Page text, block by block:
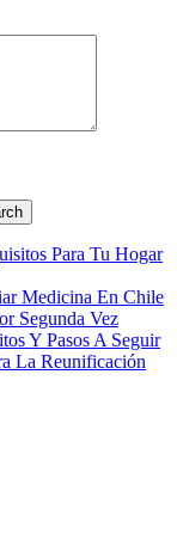
Para Tu Hogar
Medicina En Chile
Segunda Vez
Y Pasos A Seguir
La Reunificación